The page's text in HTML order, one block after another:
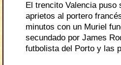
El trencito Valencia
aprietos al portero
minutos con un Muriel
secundado por James
futbolista del Porto y las